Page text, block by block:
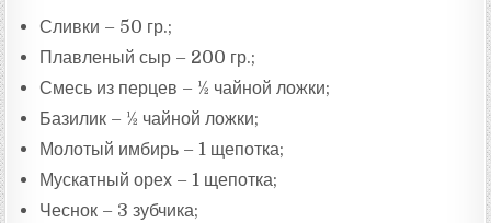
Сливки – 50 гр.;
Плавленый сыр – 200 гр.;
Смесь из перцев – ½ чайной ложки;
Базилик – ½ чайной ложки;
Молотый имбирь – 1 щепотка;
Мускатный орех – 1 щепотка;
Чеснок – 3 зубчика;